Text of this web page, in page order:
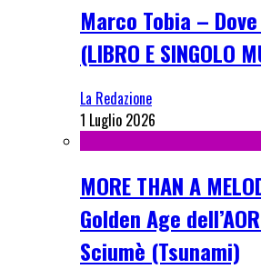
Marco Tobia –
(LIBRO E SINGOLO
La Redazione
1 Luglio 2026
MORE THAN A
Golden Age
Sciumè (Tsunami)